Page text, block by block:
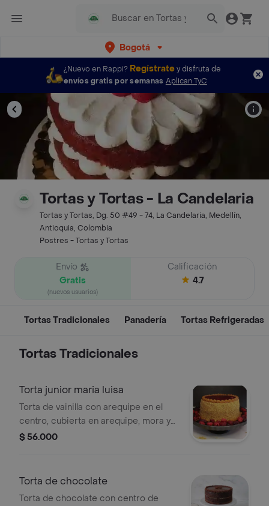
Bogotá
¿Nuevo en Rappi? Regístratey disfruta de
envíos gratis por semanas Aplican TyC
Tortas y Tortas - La Candelaria
Tortas y Tortas, Dg. 50 #49 - 74, La Candelaria, Medellín,
Antioquia, Colombia
Postres - Tortas y Tortas
Envío
Gratis
(nuevos usuarios)
Calificación
4.7
Tortas Tradicionales Panadería Tortas Refrigeradas
Tortas Tradicionales
Torta junior maria luisa
Torta de vainilla con arequipe en el
centro, cubierta en arequipe, mora y
ripio de galleta, para 10 a 12
$ 56.000
Torta de chocolate
Torta de chocolate con centro de